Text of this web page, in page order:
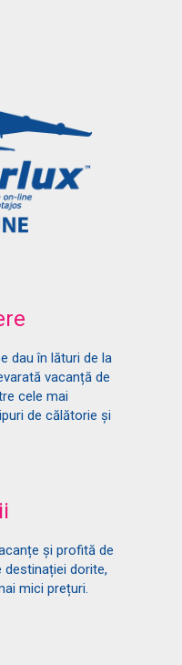
dau în lături de la
vacanță de
cele mai
de călătorie și
și profită de
dorite,
mici prețuri.